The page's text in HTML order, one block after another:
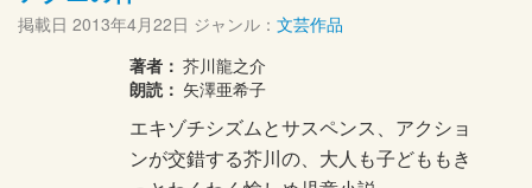
掲載日 2013年4月22日 ジャンル： 文芸作品
著者： 芥川龍之介
朗読： 矢澤亜希子
エキゾチシズムとサスペンス、アクショ
ンが交錯する芥川の、大人も子どももき